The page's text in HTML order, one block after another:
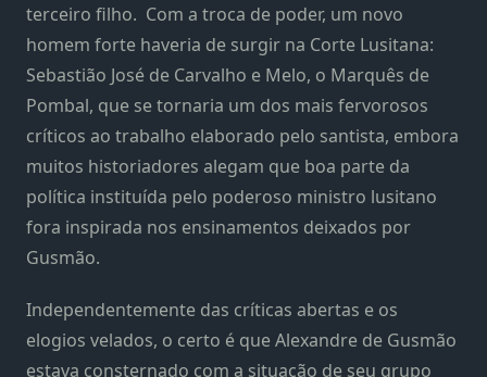
terceiro filho. Com a troca de poder, um novo
homem forte haveria de surgir na Corte Lusitana:
Sebastião José de Carvalho e Melo, o Marquês de
Pombal, que se tornaria um dos mais fervorosos
críticos ao trabalho elaborado pelo santista, embora
muitos historiadores alegam que boa parte da
política instituída pelo poderoso ministro lusitano
fora inspirada nos ensinamentos deixados por
Gusmão.
Independentemente das críticas abertas e os
elogios velados, o certo é que Alexandre de Gusmão
estava consternado com a situação de seu grupo